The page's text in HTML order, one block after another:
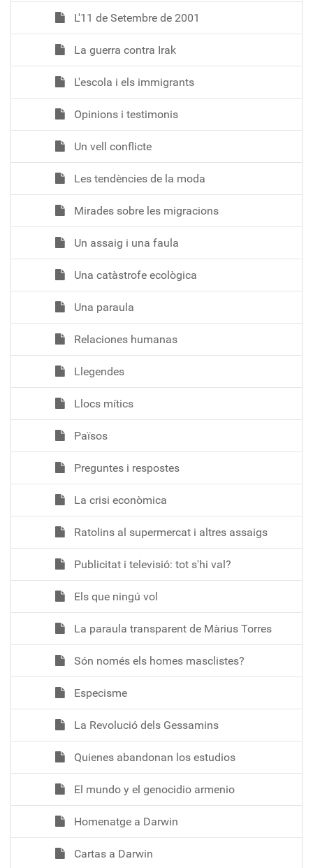
L'11 de Setembre de 2001
La guerra contra Irak
L'escola i els immigrants
Opinions i testimonis
Un vell conflicte
Les tendències de la moda
Mirades sobre les migracions
Un assaig i una faula
Una catàstrofe ecològica
Una paraula
Relaciones humanas
Llegendes
Llocs mítics
Països
Preguntes i respostes
La crisi econòmica
Ratolins al supermercat i altres assaigs
Publicitat i televisió: tot s'hi val?
Els que ningú vol
La paraula transparent de Màrius Torres
Són només els homes masclistes?
Especisme
La Revolució dels Gessamins
Quienes abandonan los estudios
El mundo y el genocidio armenio
Homenatge a Darwin
Cartas a Darwin